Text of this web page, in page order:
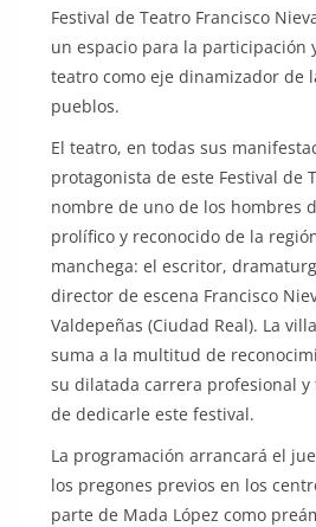
Festival de Teatro Francisco
un espacio para la participación
teatro como eje dinamizador de
pueblos.
El teatro, en todas sus
protagonista de este Festival de
nombre de uno de los hombres
prolífico y reconocido de la
manchega: el escritor,
director de escena Francisco
Valdepeñas (Ciudad Real). La
suma a la multitud de
su dilatada carrera profesional
de dedicarle este festival.
La programación arrancará el
los pregones previos en los
parte de Mada López como